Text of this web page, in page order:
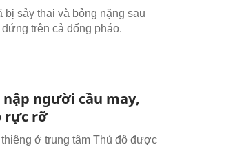
sảy thai và bỏng nặng sau
trên cả đống pháo.
người cầu may,
rực rỡ
ở trung tâm Thủ đô được